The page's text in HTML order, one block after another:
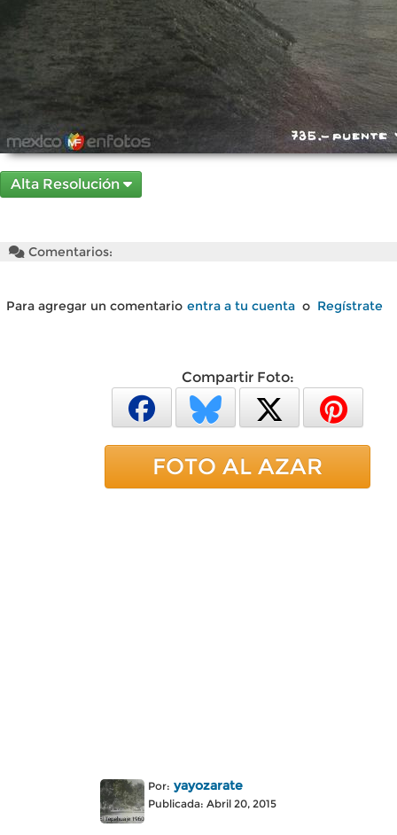
Alta Resolución
Comentarios:
Para agregar un comentario entra a tu cuenta o Regístrate
Compartir Foto:
FOTO AL AZAR
Por: yayozarate
Publicada: Abril 20, 2015